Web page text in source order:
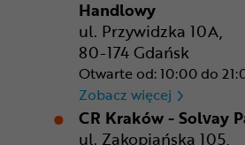
Handlowy
ul. Przywidzka 10A,
80-174 Gdańsk
Otwarte od: 10:00 do
Zobacz więcej CR
CR Kraków - Solvay
ul. Zakopiańska 105,